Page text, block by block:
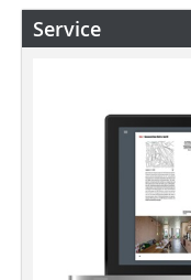
Service